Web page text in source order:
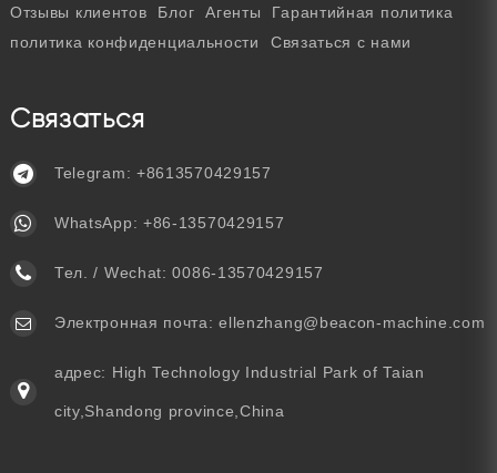
Отзывы клиентов
Блог Агенты
Гарантийная политика
политика конфиденциальности
Связаться с нами
Связаться
Telegram: +8613570429157
WhatsApp: +86-13570429157
Тел. / Wechat:0086-13570429157
Электронная почта:ellenzhang@beacon-machine.com
адрес: High Technology Industrial Park of Taian
city,Shandong province,China